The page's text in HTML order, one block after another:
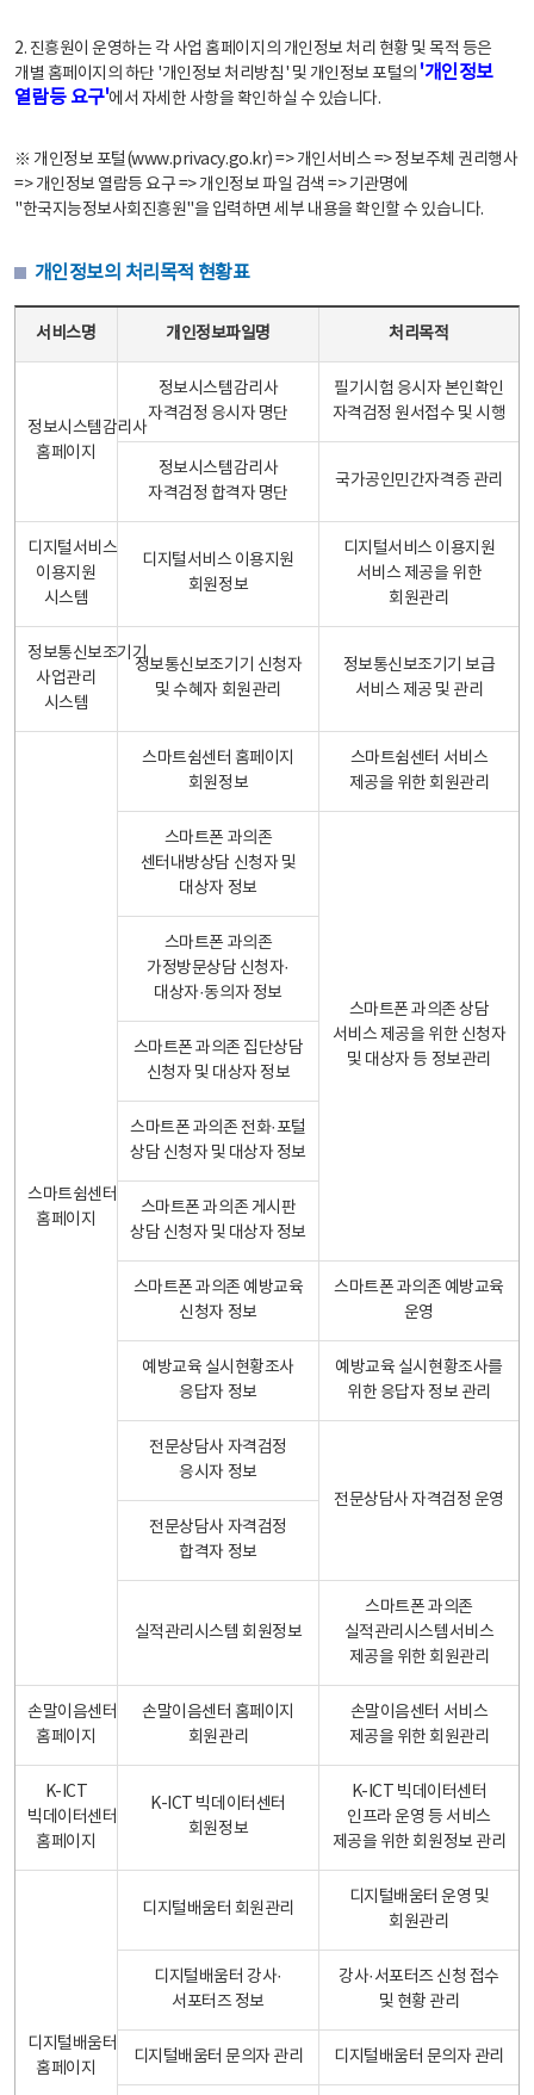
2. 진흥원이 운영하는 각 사업 홈페이지의 개인정보 처리 현황 및 목적 등은
개별 홈페이지의 하단 '개인정보 처리방침' 및 개인정보 포털의 '개인정보
열람등 요구'에서 자세한 사항을 확인하실 수 있습니다.
※ 개인정보 포털(www.privacy.go.kr) => 개인서비스 => 정보주체 권리행사
=> 개인정보 열람등 요구 => 개인정보 파일 검색 => 기관명에
"한국지능정보사회진흥원"을 입력하면 세부 내용을 확인할 수 있습니다.
개인정보의 처리목적 현황표
서비스명 개인정보파일명 처리목적
정보시스템감리사
홈페이지
정보시스템감리사
자격검정 응시자 명단
필기시험 응시자 본인확인
자격검정 원서접수 및 시행
정보시스템감리사
자격검정 합격자 명단
국가공인민간자격증 관리
디지털서비스
이용지원
시스템
디지털서비스 이용지원
회원정보
디지털서비스 이용지원
서비스 제공을 위한
회원관리
정보통신보조기기
사업관리
시스템
정보통신보조기기 신청자
및 수혜자 회원관리
정보통신보조기기 보급
서비스 제공 및 관리
스마트쉼센터
홈페이지
스마트쉼센터 홈페이지
회원정보
스마트쉼센터 서비스
제공을 위한 회원관리
스마트폰 과의존
센터내방상담 신청자 및
대상자 정보
스마트폰 과의존 상담
서비스 제공을 위한 신청자
및 대상자 등 정보관리
스마트폰 과의존
가정방문상담 신청자·
대상자·동의자 정보
스마트폰 과의존 집단상담
신청자 및 대상자 정보
스마트폰 과의존 전화·포털
상담 신청자 및 대상자 정보
스마트폰 과의존 게시판
상담 신청자 및 대상자 정보
스마트폰 과의존 예방교육
신청자 정보
스마트폰 과의존 예방교육
운영
예방교육 실시현황조사
응답자 정보
예방교육 실시현황조사를
위한 응답자 정보 관리
전문상담사 자격검정
응시자 정보
전문상담사 자격검정 운영
전문상담사 자격검정
합격자 정보
실적관리시스템 회원정보
스마트폰 과의존
실적관리시스템서비스
제공을 위한 회원관리
손말이음센터
홈페이지
손말이음센터 홈페이지
회원관리
손말이음센터 서비스
제공을 위한 회원관리
K-ICT
빅데이터센터
홈페이지
K-ICT 빅데이터센터
회원정보
K-ICT 빅데이터센터
인프라 운영 등 서비스
제공을 위한 회원정보 관리
디지털배움터
홈페이지
디지털배움터 회원관리
디지털배움터 운영 및
회원관리
디지털배움터 강사·
서포터즈 정보
강사·서포터즈 신청 접수
및 현황 관리
디지털배움터 문의자 관리 디지털배움터 문의자 관리